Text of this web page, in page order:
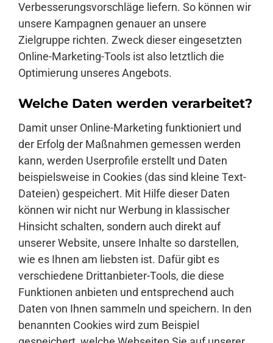
Verbesserungsvorschläge liefern. So können wir
unsere Kampagnen genauer an unsere
Zielgruppe richten. Zweck dieser eingesetzten
Online-Marketing-Tools ist also letztlich die
Optimierung unseres Angebots.
Welche Daten werden verarbeitet?
Damit unser Online-Marketing funktioniert und
der Erfolg der Maßnahmen gemessen werden
kann, werden Userprofile erstellt und Daten
beispielsweise in Cookies (das sind kleine Text-
Dateien) gespeichert. Mit Hilfe dieser Daten
können wir nicht nur Werbung in klassischer
Hinsicht schalten, sondern auch direkt auf
unserer Website, unsere Inhalte so darstellen,
wie es Ihnen am liebsten ist. Dafür gibt es
verschiedene Drittanbieter-Tools, die diese
Funktionen anbieten und entsprechend auch
Daten von Ihnen sammeln und speichern. In den
benannten Cookies wird zum Beispiel